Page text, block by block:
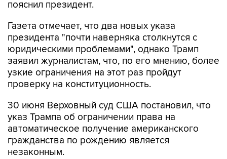
пояснил президент.
Газета отмечает, что два новых указа
президента "почти наверняка столкнутся с
юридическими проблемами", однако Трамп
заявил журналистам, что, по его мнению, более
узкие ограничения на этот раз пройдут
проверку на конституционность.
30 июня Верховный суд США постановил, что
указ Трампа об ограничении права на
автоматическое получение американского
гражданства по рождению является
незаконным.